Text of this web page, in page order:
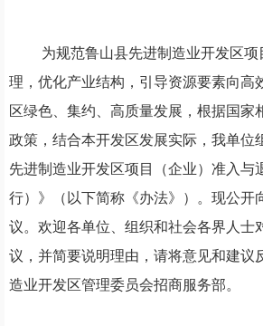
为规范鲁山县先进制造业开发区
理，优化产业结构，引导资源要素向高
区绿色、集约、高质量发展，根据国家
政策，结合本开发区发展实际，我单位
先进制造业开发区项目（企业）准入与
行）》（以下简称《办法》）。现公开
议。欢迎各单位、组织和社会各界人士
议，并简要说明理由，请将意见和建议
造业开发区管理委员会招商服务部。